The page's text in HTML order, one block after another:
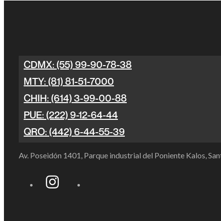
CDMX: (55) 99-90-78-38
MTY: (81) 81-51-7000
CHIH: (614) 3-99-00-88
PUE: (222) 9-12-64-44
QRO: (442) 6-44-55-39
Av. Poseidón 1401, Parque industrial del Poniente Kalos,